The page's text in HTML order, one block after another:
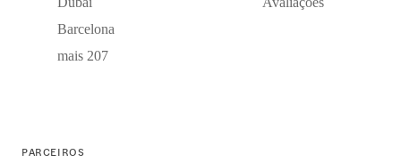
Barcelona
mais 207
PARCEIROS